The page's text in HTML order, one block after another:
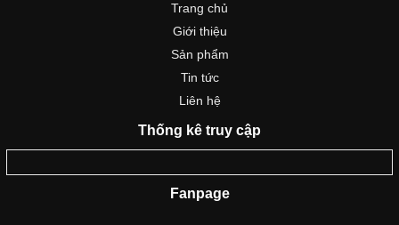
Trang chủ
Giới thiệu
Sản phẩm
Tin tức
Liên hệ
Thống kê truy cập
Fanpage